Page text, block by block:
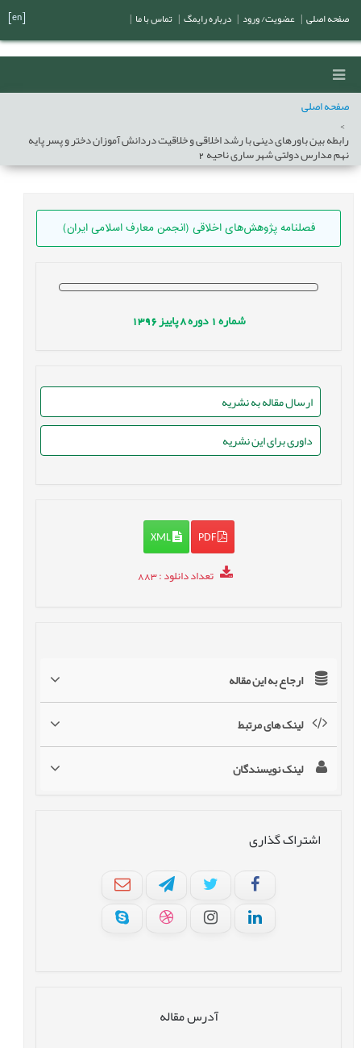
صفحه اصلی
رابطه بین باورهای دینی با رشد اخلاقی و خلاقیت دردانش آموزان دختر و پسر پایه
نهم مدارس دولتی شهر ساری ناحیه 2
فصلنامه پژوهش‌های اخلاقی (انجمن معارف اسلامی ایران)
شماره1 دوره8 پاییز1396
ارسال مقاله به نشریه
داوری برای این نشریه
PDF
XML
تعداد دانلود: 883
ارجاع به این مقاله
لینک های مرتبط
لینک نویسندگان
اشتراک گذاری
آدرس مقاله
صفحه اصلی عضویت/ ورود درباره رایمگ تماس با ما